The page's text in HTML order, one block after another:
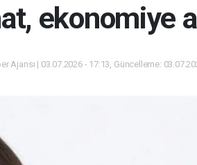
ekonomiye
Ajansı | 03.07.2026 - 17:13, Güncelleme: